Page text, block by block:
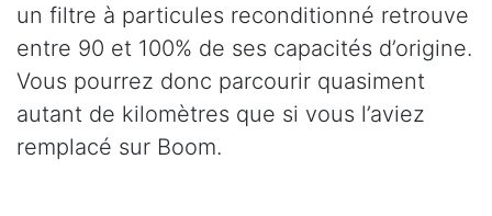
un filtre à particules reconditionné retrouve
entre 90 et 100% de ses capacités d’origine.
Vous pourrez donc parcourir quasiment
autant de kilomètres que si vous l’aviez
remplacé sur Boom.